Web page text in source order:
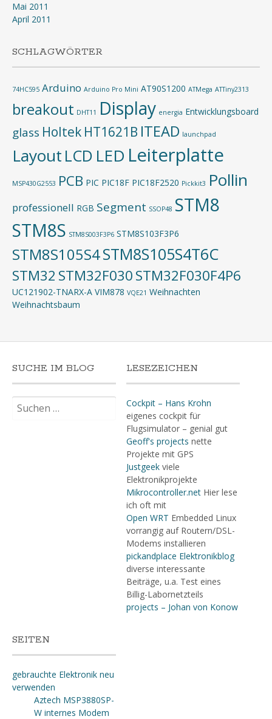
Mai 2011
April 2011
SCHLAGWÖRTER
74HC595 Arduino Arduino Pro Mini AT90S1200 ATMega ATTiny2313
breakout DHT11 Display energia Entwicklungsboard
glass Holtek HT1621B ITEAD launchpad
Layout LCD LED Leiterplatte
MSP430G2553 PCB PIC PIC18F PIC18F2520 Pickkit3 Pollin
professionell RGB Segment SSOP48 STM8
STM8S STM8S003F3P6 STM8S103F3P6
STM8S105S4STM8S105S4T6C
STM32 STM32F030STM32F030F4P6
UC121902-TNARX-A VIM878 VQE21 Weihnachten
Weihnachtsbaum
SUCHE IM BLOG
nach:
LESEZEICHEN
Cockpit – Hans Krohn
eigenes cockpit für
Flugsimulator – genial gut
Geoff's projects nette
Projekte mit GPS
Justgeekviele
Elektronikprojekte
Mikrocontroller.netHier lese
ich oft mit
Open WRT Embedded Linux
vorrangig auf Routern/DSL-
Modems installieren
pickandplace Elektronikblog
diverse interessante
Beiträge, u.a. Test eines
Billig-Labornetzteils
projects – Johan von Konow
SEITEN
gebrauchte Elektronik neu
verwenden
Aztech MSP3880SP-
W internes Modem